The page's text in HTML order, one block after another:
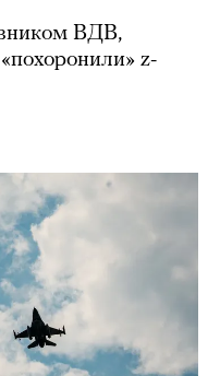
ВДВ,
z-